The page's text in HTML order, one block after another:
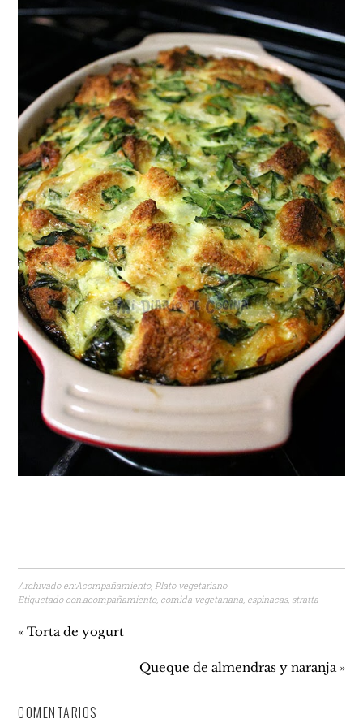
Archivado en:Acompañamiento, Plato vegetariano
Etiquetado con:acompañamiento, comida vegetariana espinacas, stratta
« Torta de yogurt
Queque de almendras y naranja »
COMENTARIOS